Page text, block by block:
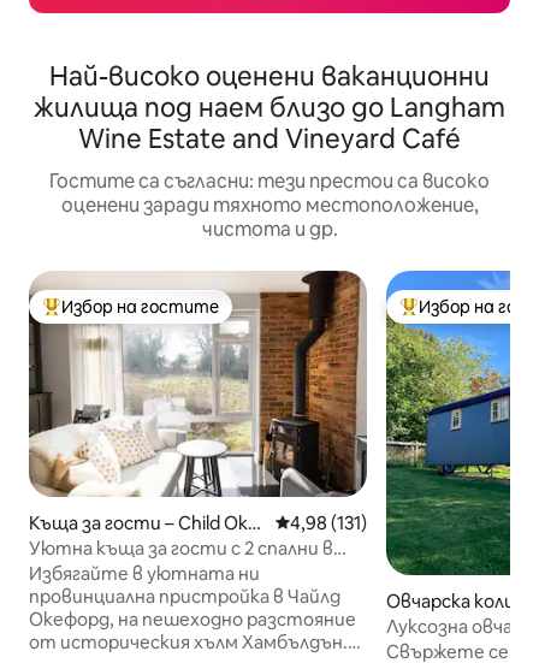
Най-високо оценени ваканционни
жилища под наем близо до Langham
Wine Estate and Vineyard Café
Гостите са съгласни: тези престои са високо
оценени заради тяхното местоположение,
чистота и др.
Най-популярен избор на гостите
Избор на гостите
Къща за гости – Child Okef
ord
Средна оценка: 4,98 от 5,
4,98 (131)
Уютна къща за гости с 2 спални в
селска местност
Избягайте в уютната ни
провинциална пристройка в Чайлд
Окефорд, на пешеходно разстояние
от историческия хълм Хамбълдън.
Най-популярен
Избор на
Овчарска
Луксозна
хидромасажна
Свържете се